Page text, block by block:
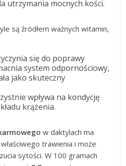
utrzymania mocnych kości.
są źródłem ważnych witamin,
się do poprawy
system odpornościowy,
jako skuteczny
wpływa na kondycję
krążenia.
w daktylach ma
trawienia i może
sytości. W 100 gramach